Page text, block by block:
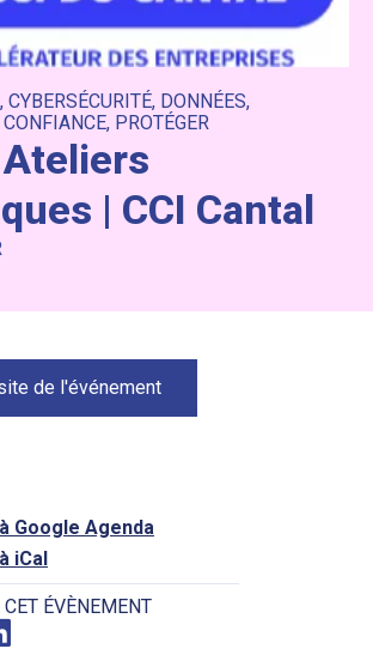
, CYBERSÉCURITÉ, DONNÉES,
, PROTÉGER
| CCI Cantal
de l'événement
Google Agenda
iCal
CET ÉVÈNEMENT